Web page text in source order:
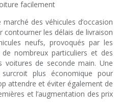
des véhicules d’occasion
contourner les délais de livraison
neufs, provoqués par les
nombreux particuliers et des
voitures de seconde main. Une
plus économique pour
attendre et éviter également de
et l’augmentation des prix